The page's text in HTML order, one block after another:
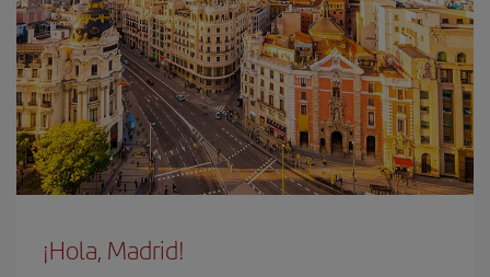
¡Hola, Madrid!